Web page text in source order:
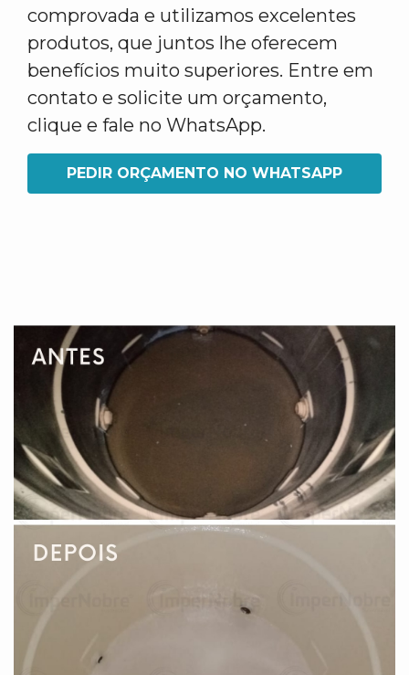
comprovada e utilizamos excelentes
produtos, que juntos lhe oferecem
benefícios muito superiores. Entre em
contato e solicite um orçamento,
clique e fale no WhatsApp.
PEDIR ORÇAMENTO NO WHATSAPP